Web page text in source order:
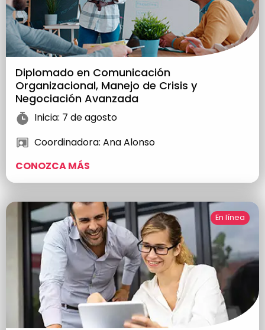
Diplomado en Comunicación
Organizacional, Manejo de Crisis y
Negociación Avanzada
Inicia: 7 de agosto
Coordinadora: Ana Alonso
CONOZCA MÁS
En línea